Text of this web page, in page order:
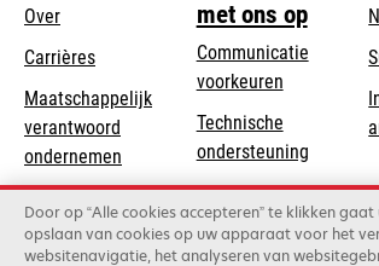
Over
Carrières
Maatschappelijk
verantwoord
ondernemen
in
a
new
Duurzaamheid
Lexmark Partners
met ons op
Communicatie
voorkeuren
Technische
ondersteuningopens
in
a
new
Product registratie
Vind een dealer
Door op “Alle cookies accepteren” te klikken
opslaan van cookies op uw apparaat voor het
websitenavigatie, het analyseren van